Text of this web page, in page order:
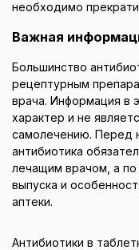
необходимо
Важная
Большинство
рецептурным
врача. Информация в
характер и не
самолечению. Перед
антибиотика
лечащим врачом, а
выпуска и
аптеки.
Антибиотики в